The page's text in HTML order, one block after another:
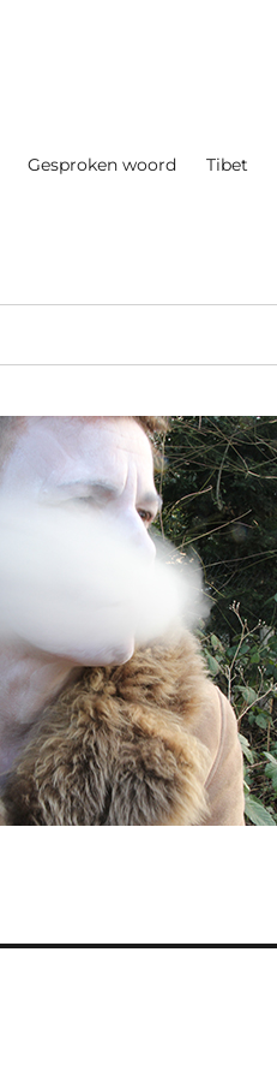
Gesproken woord Tibet